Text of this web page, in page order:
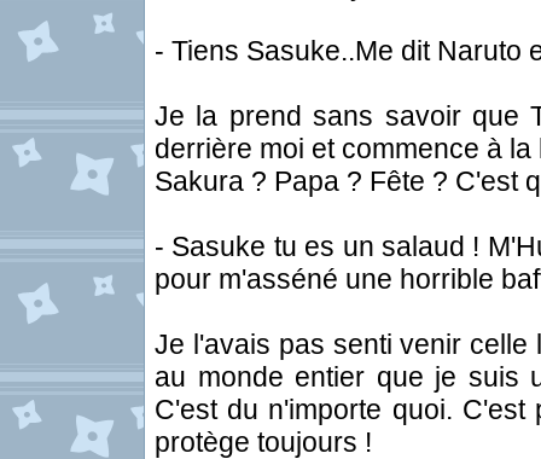
- Tiens Sasuke..Me dit Naruto
Je la prend sans savoir que
derrière moi et commence à la
Sakura ? Papa ? Fête ? C'est
- Sasuke tu es un salaud !
pour m'asséné une horrible
Je l'avais pas senti venir
au monde entier que je suis
C'est du n'importe quoi.
protège toujours !